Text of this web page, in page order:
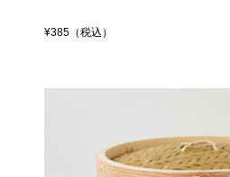
¥385（税込）